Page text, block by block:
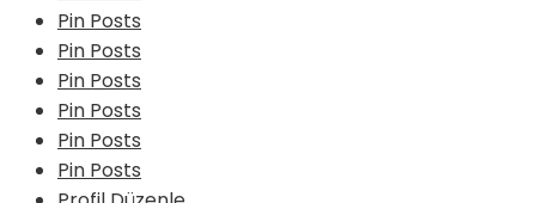
Pin Posts
Pin Posts
Pin Posts
Pin Posts
Pin Posts
Pin Posts